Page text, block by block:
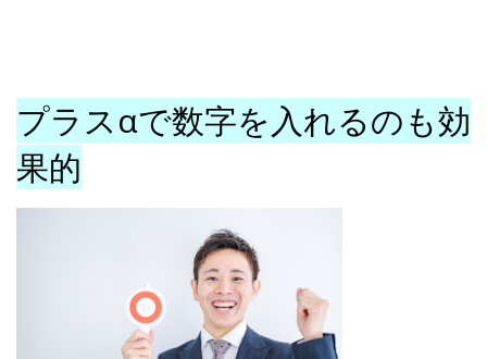
プラスαで数字を入れるのも効
果的